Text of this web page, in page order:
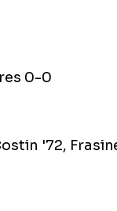
0-0
'72,